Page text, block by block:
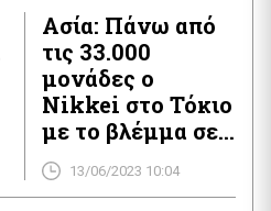
μετοχές της τεχνολογίας
με πτώση 1,8%, ενώ οι
[…]
Ασία: Πάνω από
τις 33.000
μονάδες ο
Nikkei στο Τόκιο
με το βλέμμα σε
πληθωρισμόv και
Fed13/06/2023 10:04